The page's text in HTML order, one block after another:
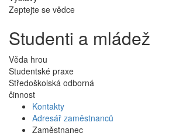
Zeptejte se vědce
Studenti a mládež
Věda hrou
Studentské praxe
Středoškolská odborná
činnost
Kontakty
Adresář zaměstnanců
Zaměstnanec